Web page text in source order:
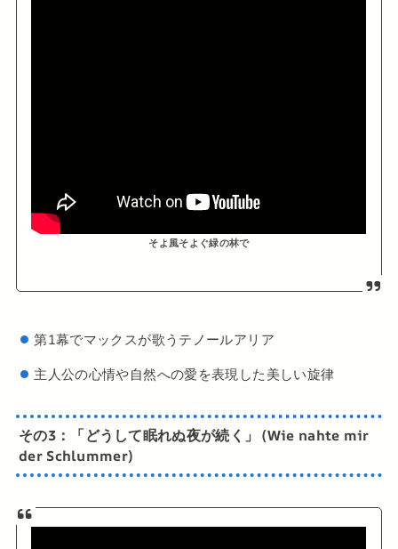
そよ風そよぐ緑の林で
第1幕でマックスが歌うテノールアリア
主人公の心情や自然への愛を表現した美しい旋律
その3：
「どうして眠れぬ夜が続く」 (Wie nahte mir
der Schlummer)